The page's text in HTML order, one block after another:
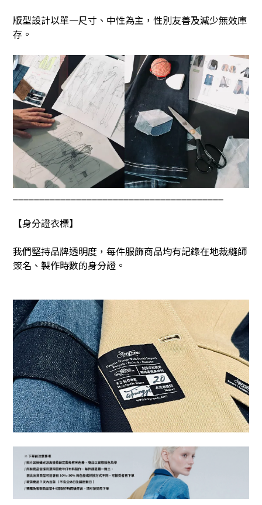
版型設計以單一尺寸、中性為主，性別友善及減少無效庫
存。
【身分證衣標】
我們堅持品牌透明度，每件服飾商品均有記錄在地裁縫師
簽名、製作時數的身分證。